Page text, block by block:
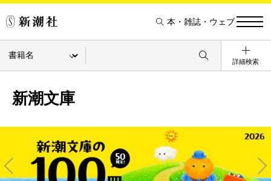
本・雑誌・ウェブ
詳細検索
新潮文庫